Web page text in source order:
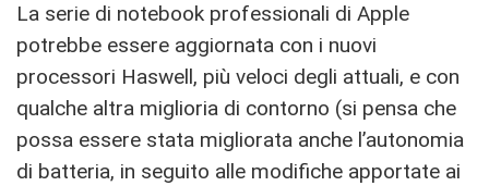
La serie di notebook professionali di Apple
potrebbe essere aggiornata con i nuovi
processori Haswell, più veloci degli attuali, e con
qualche altra miglioria di contorno (si pensa che
possa essere stata migliorata anche l’autonomia
di batteria, in seguito alle modifiche apportate ai